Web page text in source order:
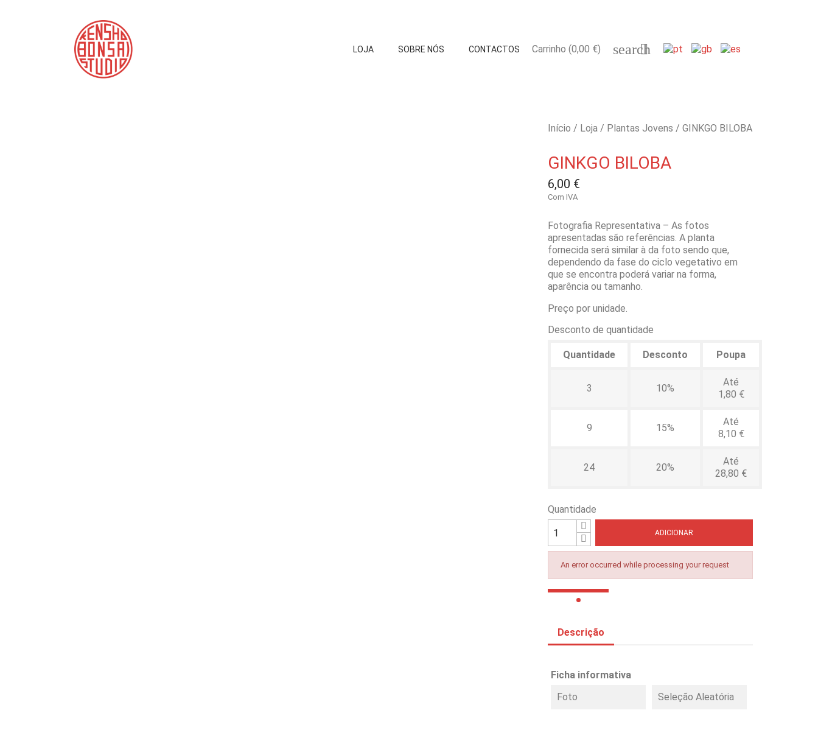
LOJA SOBRE NÓS CONTACTOS Carrinho (0,00 €) search

Início Loja Plantas Jovens GINKGO BILOBA
GINKGO BILOBA
6,00 €
Com IVA
Fotografia Representativa – As fotos
apresentadas são referências. A planta
fornecida será similar à da foto sendo que,
dependendo da fase do ciclo vegetativo em
que se encontra poderá variar na forma,
aparência ou tamanho.
Preço por unidade.
Desconto de quantidade
Quantidade Desconto Poupa
3 10%
Até
1,80 €
9 15%
Até
8,10 €
24 20%
Até
28,80 €
Quantidade
ADICIONAR
An error occurred while processing your request
Descrição
Ficha informativa
Foto
Seleção Aleatória